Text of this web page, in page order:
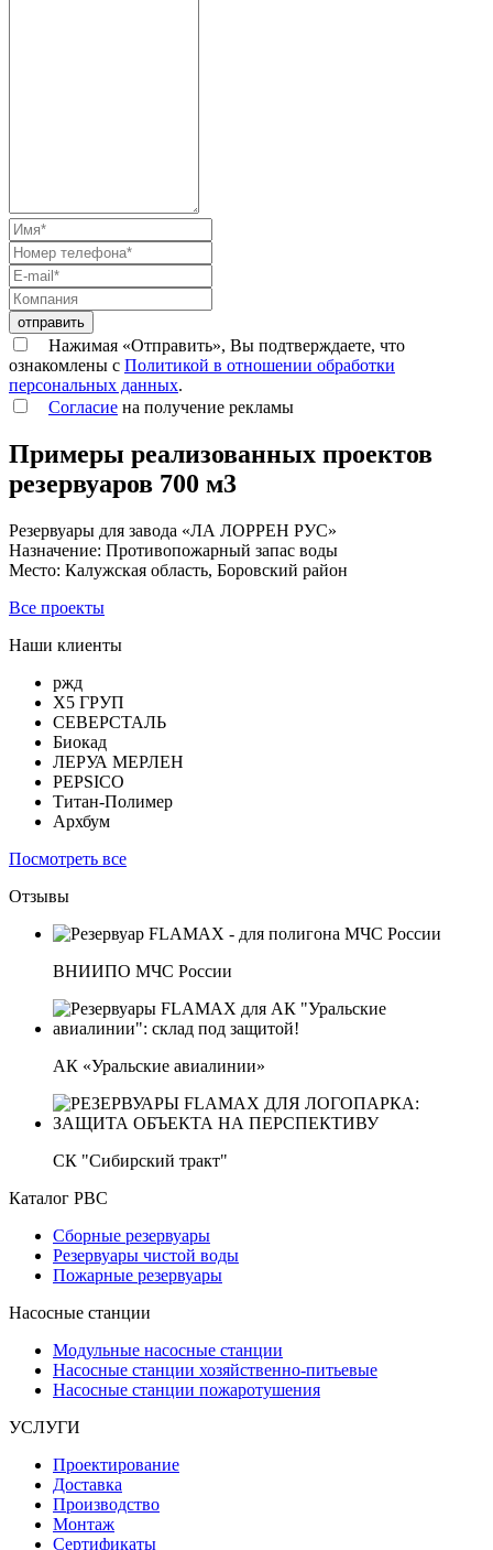
отправить
Нажимая «Отправить», Вы подтверждаете, что
ознакомлены с Политикой в отношении обработки
персональных данных.
Согласие на получение рекламы
Примеры реализованных проектов
резервуаров 700 м3
Резервуары для завода «ЛА ЛОРРЕН РУС»
Назначение: Противопожарный запас воды
Место: Калужская область, Боровский район
Все проекты
Наши клиенты
ржд
Х5 ГРУП
СЕВЕРСТАЛЬ
Биокад
ЛЕРУА МЕРЛЕН
PEPSICO
Титан-Полимер
Архбум
Посмотреть все
Отзывы
ВНИИПО МЧС России
АК «Уральские авиалинии»
СК "Сибирский тракт"
Каталог РВС
Сборные резервуары
Резервуары чистой воды
Пожарные резервуары
Насосные станции
Модульные насосные станции
Насосные станции хозяйственно-питьевые
Насосные станции пожаротушения
УСЛУГИ
Проектирование
Доставка
Производство
Монтаж
Сертификаты